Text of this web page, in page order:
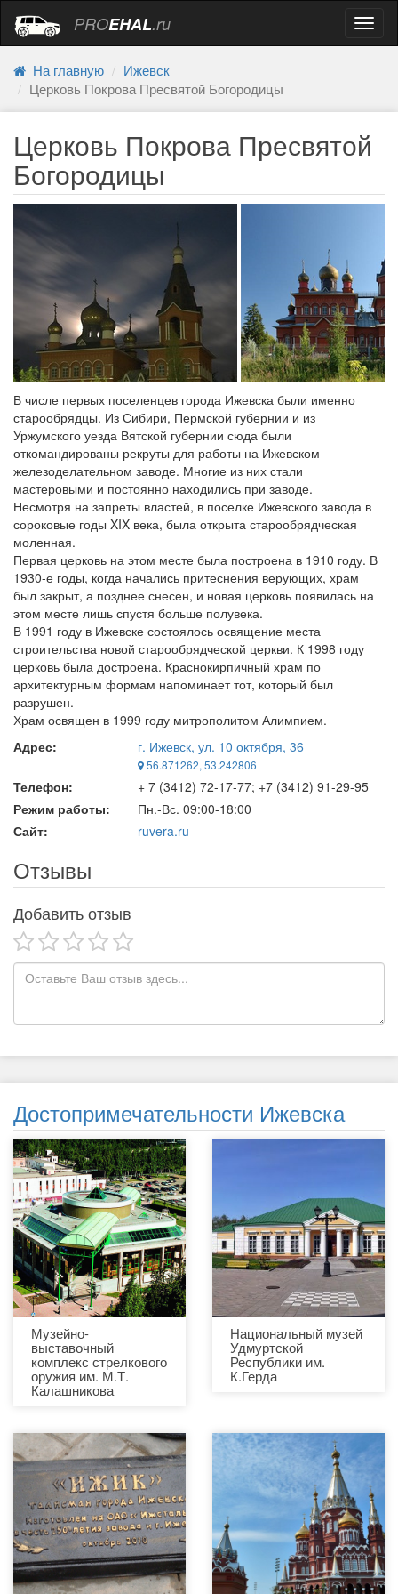
PROEHAL.ru
На главную
Ижевск
Церковь Покрова Пресвятой Богородицы
Церковь Покрова Пресвятой
Богородицы
В числе первых поселенцев города Ижевска были именно
старообрядцы. Из Сибири, Пермской губернии и из
Уржумского уезда Вятской губернии сюда были
откомандированы рекруты для работы на Ижевском
железоделательном заводе. Многие из них стали
мастеровыми и постоянно находились при заводе.
Несмотря на запреты властей, в поселке Ижевского завода в
сороковые годы XIX века, была открыта старообрядческая
моленная.
Первая церковь на этом месте была построена в 1910 году. В
1930-е годы, когда начались притеснения верующих, храм
был закрыт, а позднее снесен, и новая церковь появилась на
этом месте лишь спустя больше полувека.
В 1991 году в Ижевске состоялось освящение места
строительства новой старообрядческой церкви. К 1998 году
церковь была достроена. Краснокирпичный храм по
архитектурным формам напоминает тот, который был
разрушен.
Храм освящен в 1999 году митрополитом Алимпием.
Адрес:
г. Ижевск, ул. 10 октября, 36
56.871262, 53.242806
Телефон:
+ 7 (3412) 72-17-77; +7 (3412) 91-29-95
Режим работы:
Пн.-Вс. 09:00-18:00
Сайт:
ruvera.ru
Отзывы
Добавить отзыв
Достопримечательности Ижевска
Музейно-
выставочный
комплекс стрелкового
оружия им. М.Т.
Калашникова
Национальный музей
Удмуртской
Республики им.
К.Герда